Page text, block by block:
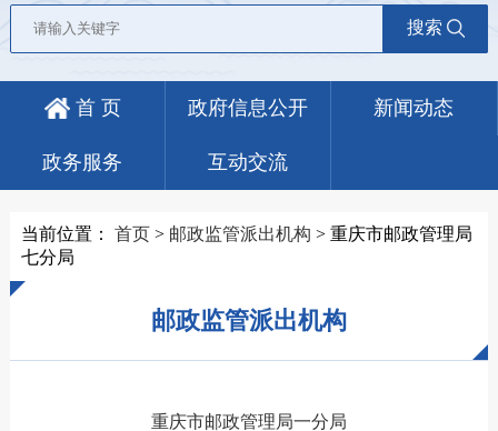
搜索
首 页 政府信息公开 新闻动态
政务服务 互动交流
当前位置： 首页> 邮政监管派出机构 > 重庆市邮政管理局
七分局
邮政监管派出机构
重庆市邮政管理局一分局